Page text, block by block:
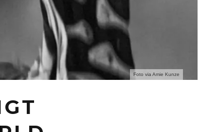
Foto via Amie Kunze